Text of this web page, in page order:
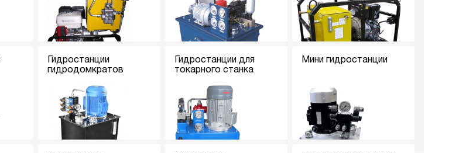
Гидростанции
гидродомкратов
Гидростанции для
токарного станка
Мини гидростанции